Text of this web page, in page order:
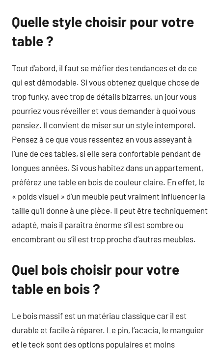
Quelle style choisir pour votre
table ?
Tout d’abord, il faut se méfier des tendances et de ce
qui est démodable. Si vous obtenez quelque chose de
trop funky, avec trop de détails bizarres, un jour vous
pourriez vous réveiller et vous demander à quoi vous
pensiez. Il convient de miser sur un style intemporel.
Pensez à ce que vous ressentez en vous asseyant à
l’une de ces tables, si elle sera confortable pendant de
longues années. Si vous habitez dans un appartement,
préférez une table en bois de couleur claire. En effet, le
« poids visuel » d’un meuble peut vraiment influencer la
taille qu’il donne à une pièce. Il peut être techniquement
adapté, mais il paraîtra énorme s’il est sombre ou
encombrant ou s’il est trop proche d’autres meubles.
Quel bois choisir pour votre
table en bois ?
Le bois massif est un matériau classique car il est
durable et facile à réparer. Le pin, l’acacia, le manguier
et le teck sont des options populaires et moins